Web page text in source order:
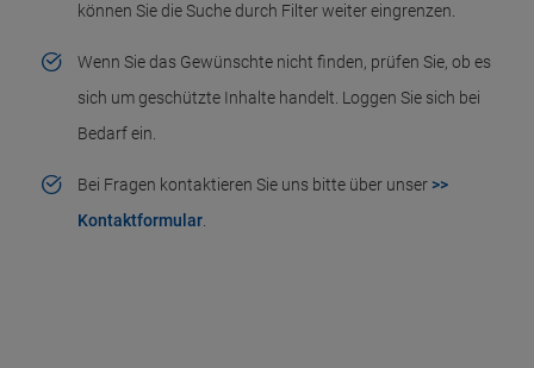
können Sie die Suche durch Filter weiter eingrenzen.
Wenn Sie das Gewünschte nicht finden, prüfen Sie, ob es
sich um geschützte Inhalte handelt. Loggen Sie sich bei
Bedarf ein.
Bei Fragen kontaktieren Sie uns bitte über unser >>
Kontaktformular